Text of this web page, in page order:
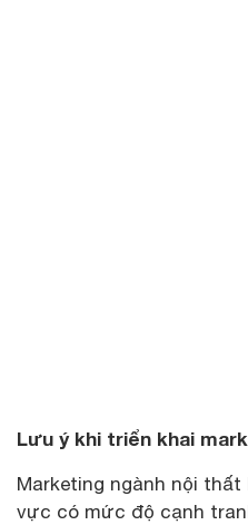
Lưu ý khi triển khai
Marketing ngành nội
vực có mức độ cạnh